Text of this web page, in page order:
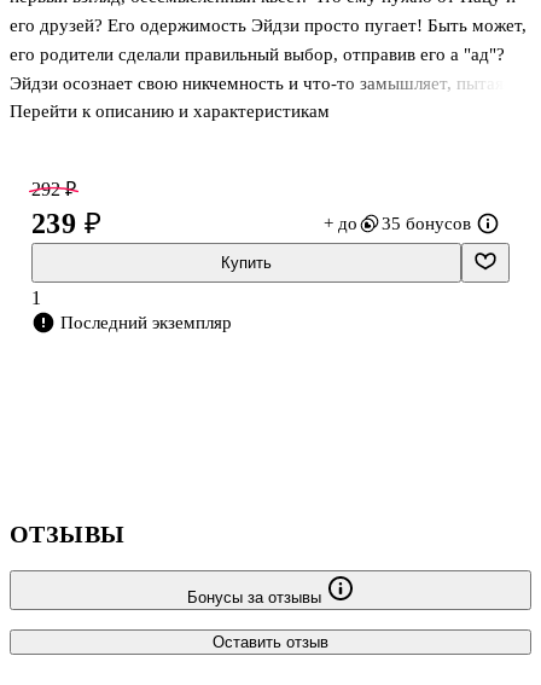
его друзей? Его одержимость Эйдзи просто пугает! Быть может,
его родители сделали правильный выбор, отправив его а "ад"?
Эйдзи осознает свою никчемность и что-то замышляет, пытаясь
стать бойцом. Акихиро вновь собирает Патруль 357, а Найлон
Перейти к описанию и характеристикам
292 ₽
239 ₽ + до 35 бонусов
Купить
1
Последний экземпляр
ОТЗЫВЫ
Бонусы за отзывы
Оставить отзыв